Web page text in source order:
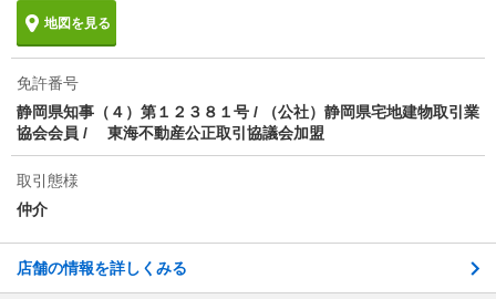
知りたい
地図を見る
免許番号
静岡県知事（４）第１２３８１号 / （公社）静岡県宅地建物取引業
協会会員 / 東海不動産公正取引協議会加盟
取引態様
仲介
店舗の情報を詳しくみる